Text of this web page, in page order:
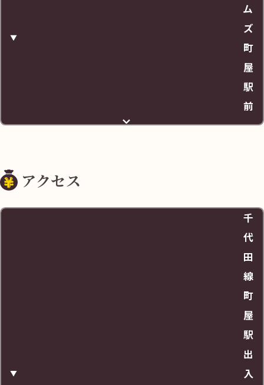
ム
ズ
町
屋
駅
前
東京都荒川区町屋1-2
アクセス
千
代
田
線
町
屋
駅
出
入